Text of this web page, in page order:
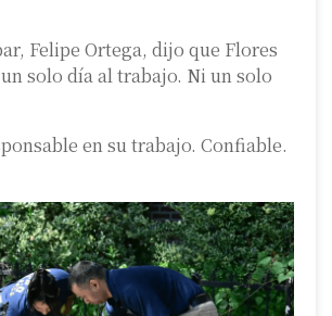
Felipe Ortega, dijo que Flores
solo día al trabajo. Ni un solo
en su trabajo. Confiable.